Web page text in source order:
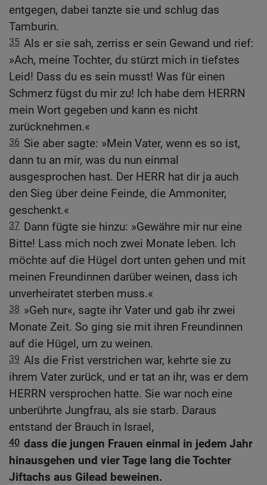
entgegen, dabei tanzte sie und schlug das
Tamburin.
35 Als er sie sah, zerriss er sein Gewand und rief:
»Ach, meine Tochter, du stürzt mich in tiefstes
Leid! Dass du es sein musst! Was für einen
Schmerz fügst du mir zu! Ich habe dem HERRN
mein Wort gegeben und kann es nicht
zurücknehmen.«
36 Sie aber sagte: »Mein Vater, wenn es so ist,
dann tu an mir, was du nun einmal
ausgesprochen hast. Der HERR hat dir ja auch
den Sieg über deine Feinde, die Ammoniter,
geschenkt.«
37 Dann fügte sie hinzu: »Gewähre mir nur eine
Bitte! Lass mich noch zwei Monate leben. Ich
möchte auf die Hügel dort unten gehen und mit
meinen Freundinnen darüber weinen, dass ich
unverheiratet sterben muss.«
38 »Geh nur«, sagte ihr Vater und gab ihr zwei
Monate Zeit. So ging sie mit ihren Freundinnen
auf die Hügel, um zu weinen.
39 Als die Frist verstrichen war, kehrte sie zu
ihrem Vater zurück, und er tat an ihr, was er dem
HERRN versprochen hatte. Sie war noch eine
unberührte Jungfrau, als sie starb. Daraus
entstand der Brauch in Israel,
40 dass die jungen Frauen einmal in jedem Jahr
hinausgehen und vier Tage lang die Tochter
Jiftachs aus Gilead beweinen.